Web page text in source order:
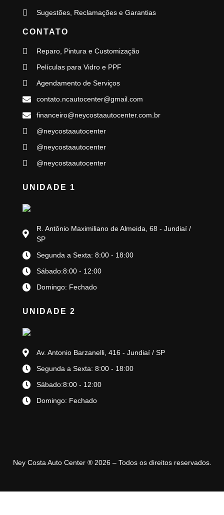
Sugestões, Reclamações e Garantias
CONTATO
Reparo, Pintura e Customização
Películas para Vidro e PPF
Agendamento de Serviços
contato.ncautocenter@gmail.com
financeiro@neycostaautocenter.com.br
@neycostaautocenter
@neycostaautocenter
@neycostaautocenter
UNIDADE 1
R. Antônio Maximiliano de Almeida, 68 - Jundiaí /
SP
Segunda a Sexta: 8:00 - 18:00
Sábado:8:00 - 12:00
Domingo: Fechado
UNIDADE 2
Av. Antonio Barzanelli, 416 - Jundiaí / SP
Segunda a Sexta: 8:00 - 18:00
Sábado:8:00 - 12:00
Domingo: Fechado
Ney Costa Auto Center ® 2026 – Todos os direitos reservados.